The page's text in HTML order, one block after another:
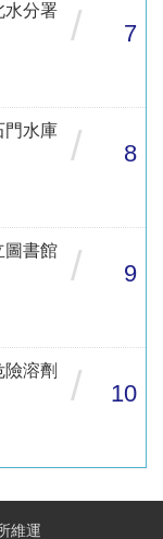
分署
/ 7
水庫
/ 8
書館
/ 9
溶劑
/ 10
維運